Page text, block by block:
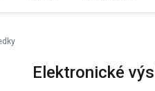
Elektronické